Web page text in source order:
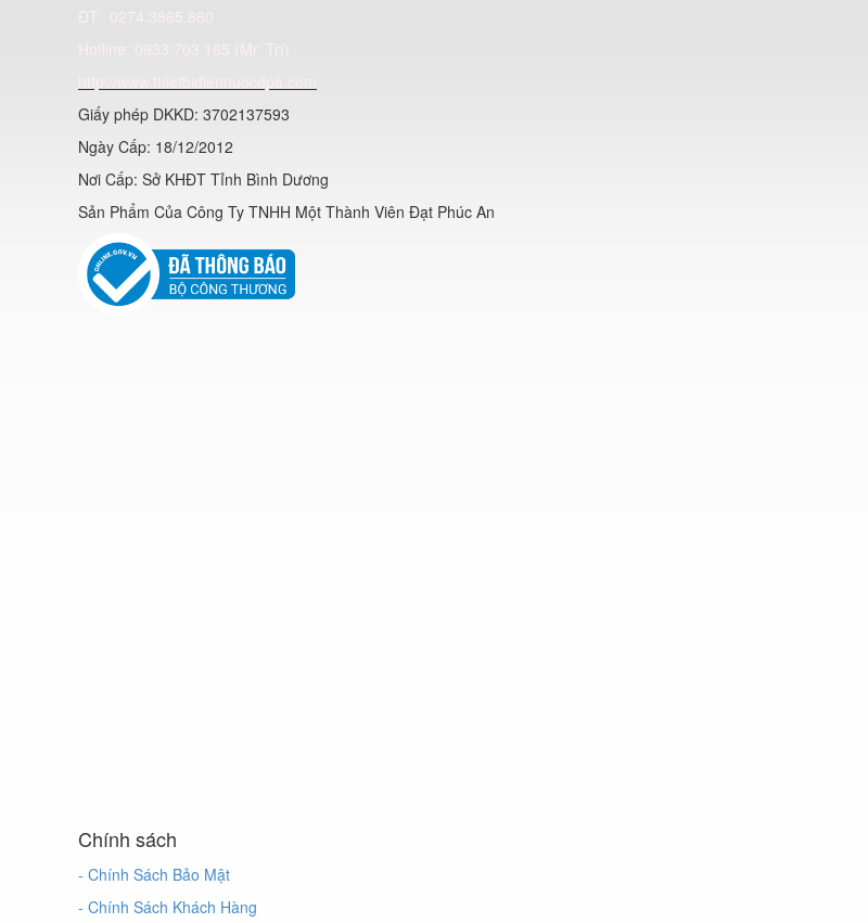
ĐT: 0274.3865.860
Hotline: 0933 703 165 (Mr. Trí)
http://www.thietbidiennuocdpa.com
Giấy phép DKKD: 3702137593
Ngày Cấp: 18/12/2012
Nơi Cấp: Sở KHĐT Tỉnh Bình Dương
Sản Phẩm Của Công Ty TNHH Một Thành Viên Đạt Phúc An
Chính sách
- Chính Sách Bảo Mật
- Chính Sách Khách Hàng